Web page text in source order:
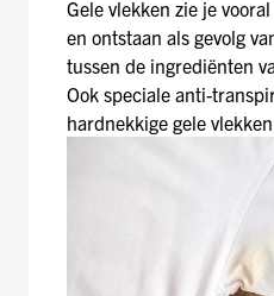
Gele vlekken zie je
en ontstaan als gevolg
tussen de ingrediënten
Ook speciale anti-
hardnekkige gele